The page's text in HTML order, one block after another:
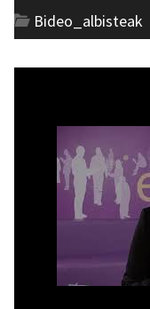
Bideo_albisteak